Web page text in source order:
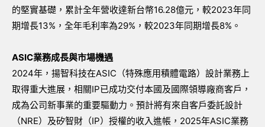
的堅實基礎，累計全年營收達新台幣16.28億元，較2023年同
期增長13%，全年毛利率為29%，較2023年同期增長8%。
ASIC業務成長與市場機遇
2024年，揚智科技在ASIC（特殊應用積體電路）設計業務上
取得重大進展，相關IP已成功交付本國及國際領導廠商客戶，
成為公司新事業的重要驅動力。預計將有來自客戶委託設計
（NRE）及矽智財（IP）授權的收入進帳，2025年ASIC業務